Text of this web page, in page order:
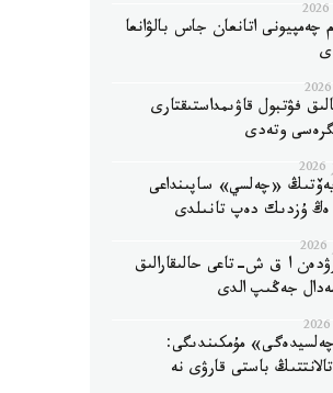
چەمپيونى اتانعان جاس بالۋانعا
فۋتبول قاۋىمداستىقتارى
وتەدى
«چەلسي» ساپىنداعى
ەڭ ۇزدىك دەپ تانىلدى
ا ق ش-تاعى حالىقارالىق
مۇمكىندىگى:
باستى قارۋى نە